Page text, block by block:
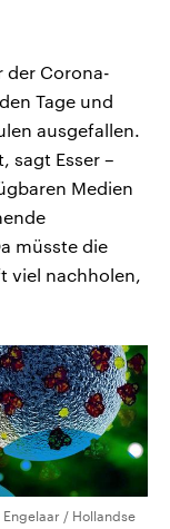
der Corona-
Tage und
ausgefallen.
sagt Esser –
Medien
müsste die
viel nachholen,
/ Hollandse